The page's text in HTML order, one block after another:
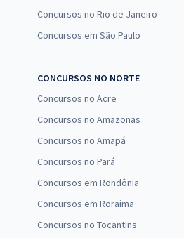
Concursos no Rio de Janeiro
Concursos em São Paulo
CONCURSOS NO NORTE
Concursos no Acre
Concursos no Amazonas
Concursos no Amapá
Concursos no Pará
Concursos em Rondônia
Concursos em Roraima
Concursos no Tocantins